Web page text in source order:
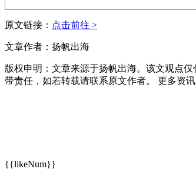
原文链接： 点击前往 >
文章作者：扬帆出海
版权申明：文章来源于扬帆出海。该文观点
带责任，如若转载请联系原文作者。 更多资
{{likeNum}}